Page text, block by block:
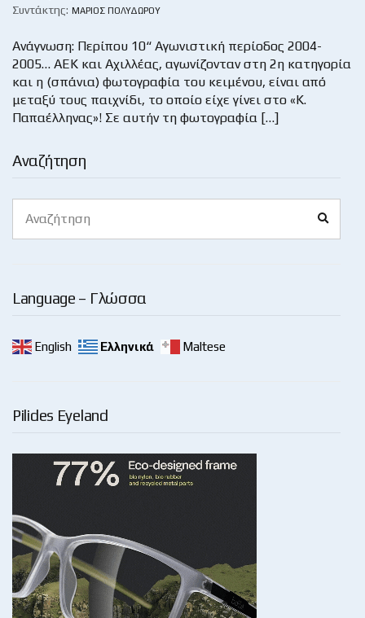
Αναζήτηση
for:
Language – Γλώσσα
English Ελληνικά Maltese
Pilides Eyeland
Συντάκτης: ΜΆΡΙΟΣ ΠΟΛΥΔΏΡΟΥ
Ανάγνωση: Περίπου 10“ Αγωνιστική περίοδος 2004-
2005… ΑΕΚ και Αχιλλέας, αγωνίζονταν στη 2η κατηγορία
και η (σπάνια) φωτογραφία του κειμένου, είναι από
μεταξύ τους παιχνίδι, το οποίο είχε γίνει στο «Κ.
Παπαέλληνας»! Σε αυτήν τη φωτογραφία […]